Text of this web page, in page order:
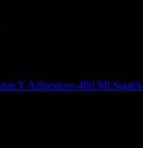
Y Adhesivos 400 Ml Squirk